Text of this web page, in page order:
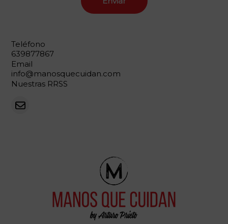
Teléfono
639877867
Email
info@manosquecuidan.com
Nuestras RRSS